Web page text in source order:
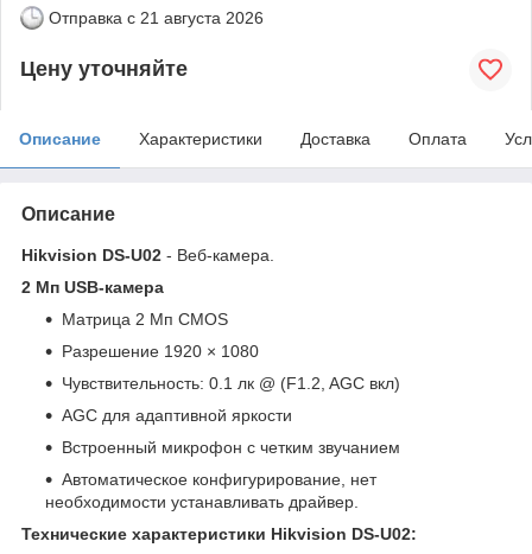
Отправка с 21 августа 2026
Цену уточняйте
Описание Характеристики Доставка Оплата
Описание
Hikvision DS-U02 - Веб-камера.
2 Мп USB-камера
Матрица 2 Мп CMOS
Разрешение 1920 × 1080
Чувствительность: 0.1 лк @ (F1.2, AGC вкл)
AGC для адаптивной яркости
Встроенный микрофон с четким звучанием
Автоматическое конфигурирование, нет
необходимости устанавливать драйвер.
Технические характеристики Hikvision DS-U02: